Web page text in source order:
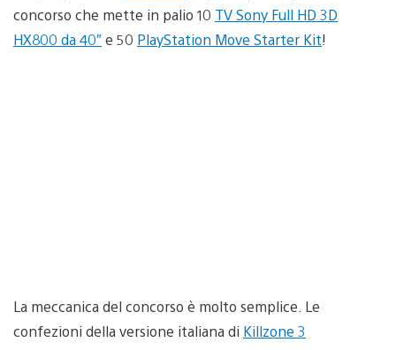
concorso che mette in palio 10 TV Sony Full HD 3D
HX800 da 40″e 50 PlayStation Move Starter Kit!
La meccanica del concorso è molto semplice. Le
confezioni della versione italiana di Killzone 3